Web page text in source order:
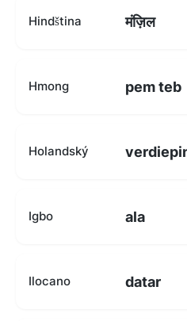
Hindština मंज़िल
Hmong pem teb
Holandský
Igbo ala
Ilocano datar